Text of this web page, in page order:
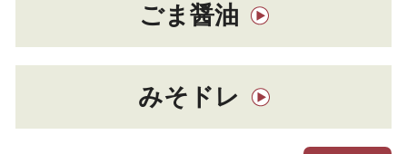
ごま醤油
みそドレ